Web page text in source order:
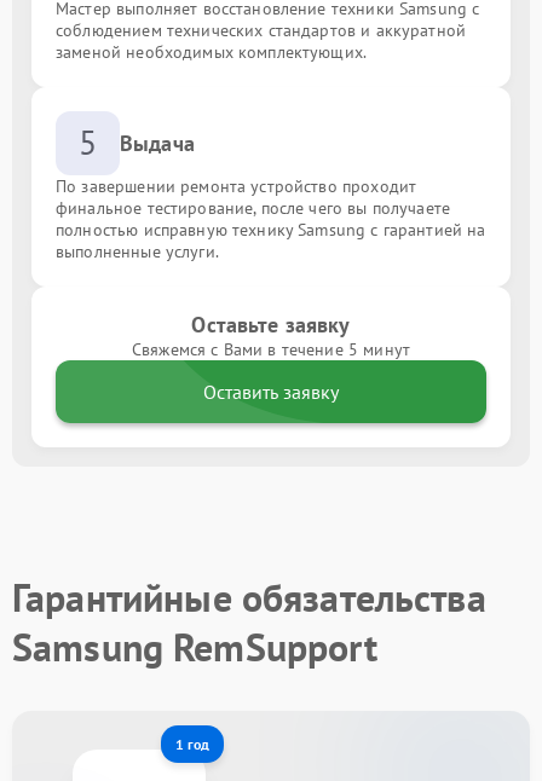
Мастер выполняет восстановление техники Samsung с
соблюдением технических стандартов и аккуратной
заменой необходимых комплектующих.
5 Выдача
По завершении ремонта устройство проходит
финальное тестирование, после чего вы получаете
полностью исправную технику Samsung с гарантией на
выполненные услуги.
Оставьте заявку
Свяжемся с Вами в течение 5 минут
Оставить заявку
Гарантийные обязательства
Samsung RemSupport
1 год